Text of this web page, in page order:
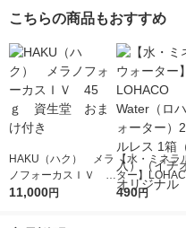
こちらの商品もおすすめ
HAKU（ハク） メラ
ノフォーカスＩＶ 4
5ｇ 資生堂 おまけ
11,000円
【水・ミネラ
ター】
r（ロハコウォ
490円